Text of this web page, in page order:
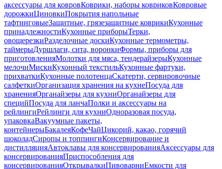
аксессуары для ковровКоврики, наборы ковриковКовровые
дорожкиЦиновкиПокрытия напольные
тафтинговыеЗащитные, грязезащитные коврикиКухонные
принадлежностиКухонные приборыТерки,
овощерезкиРазделочные доскиКухонные термометры,
таймерыДуршлаги, сита, воронкиФормы, приборы для
приготовленияМолотки для мяса, тендерайзерыКухонные
мелочиМискиКухонный текстильКухонные фартуки,
прихваткиКухонные полотенцаСкатерти, сервировочные
салфеткиОрганизация хранения на кухнеПосуда для
храненияОрганайзеры для кухниОрганайзеры для
специйПосуда для ланчаПолки и аксессуары на
рейлингиРейлинги для кухниОдноразовая посуда,
упаковкаВакуумные пакеты,
контейнерыБакалеяКофеЧайЦикорий, какао, горячий
шоколадСиропы и топпингиКонсервирование и
дистилляцияАвтоклавы для консервированияАксессуары для
консервированияПриспособления для
консервированияОткрывалкиПивоварниЕмкости для